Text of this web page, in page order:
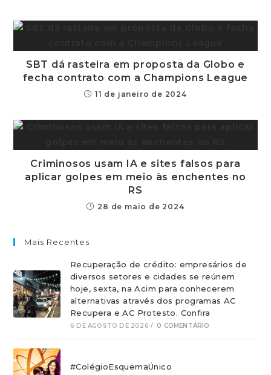
SBT dá rasteira em proposta da Globo e
fecha contrato com a Champions League
11 de janeiro de 2024
Criminosos usam IA e sites falsos para
aplicar golpes em meio às enchentes no
RS
28 de maio de 2024
Mais Recentes
Recuperação de crédito: empresários de
diversos setores e cidades se reúnem
hoje, sexta, na Acim para conhecerem
alternativas através dos programas AC
Recupera e AC Protesto. Confira
6 DE AGOSTO DE 2026 / 0 COMENTÁRIO
#ColégioEsquemaÚnico